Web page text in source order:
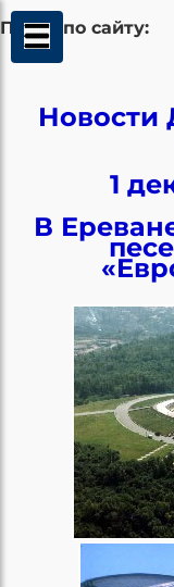
Поиск по сайту:
Новости
1
В